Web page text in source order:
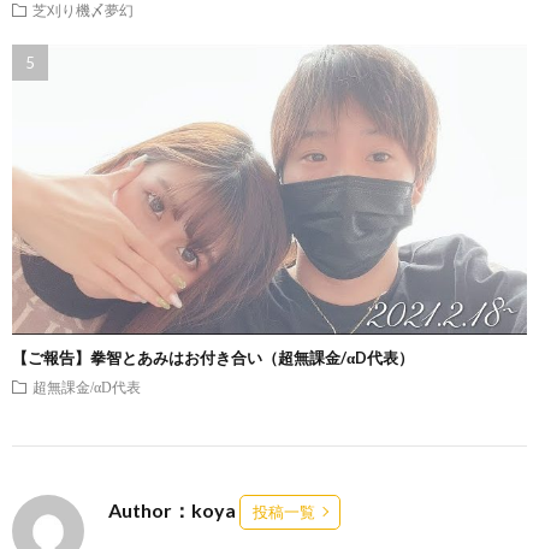
芝刈り機〆夢幻
【ご報告】拳智とあみはお付き合い（超無課金/αD代表）
超無課金/αD代表
Author：koya 投稿一覧